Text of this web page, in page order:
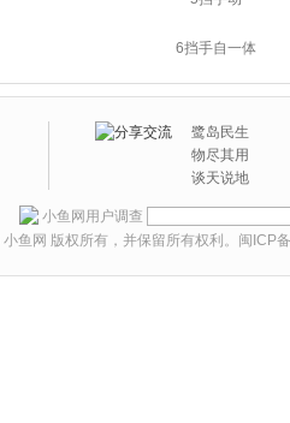
6挡手自一体
鹭岛民生
物尽其用
谈天说地
小鱼网用户调查
小鱼网 版权所有，并保留所有权利。 闽ICP